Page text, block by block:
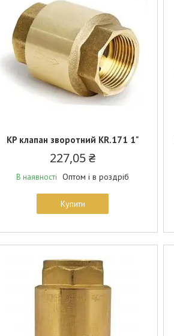
KP клапан зворотний KR.171 1"
227,05 ₴
В наявності Оптом і в роздріб
Купити